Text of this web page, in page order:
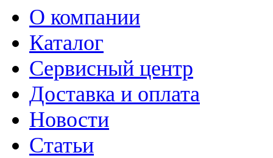
О компании
Каталог
Сервисный центр
Доставка и оплата
Новости
Статьи